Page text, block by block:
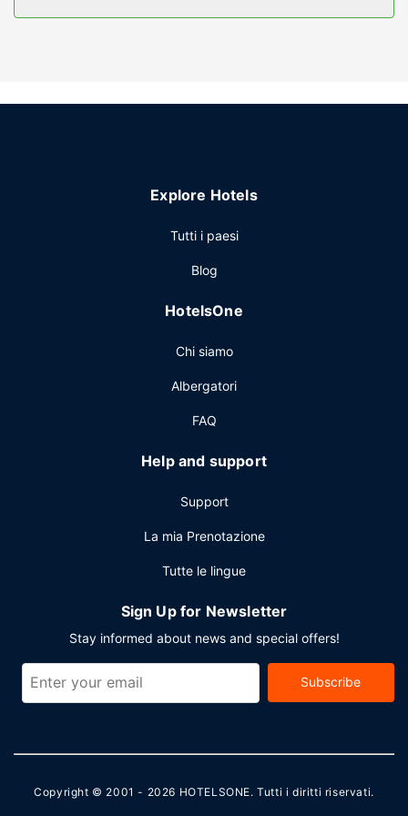
servizi ricreativi, che includono una piscina coperta e una
fantastico. La colazione a buffet è disponibile a
Potrai usufruire di un business center, un pratico servizio di
ore su 24. Il un parcheggio gratuito è disponibile in loco.
Explore Hotels
Tutti i paesi
Blog
HotelsOne
Chi siamo
Albergatori
FAQ
Help and support
Support
La mia Prenotazione
Tutte le lingue
Sign Up for Newsletter
Stay informed about news and special offers!
Subscribe
Copyright © 2001 - 2026 HOTELSONE. Tutti i diritti riservati.